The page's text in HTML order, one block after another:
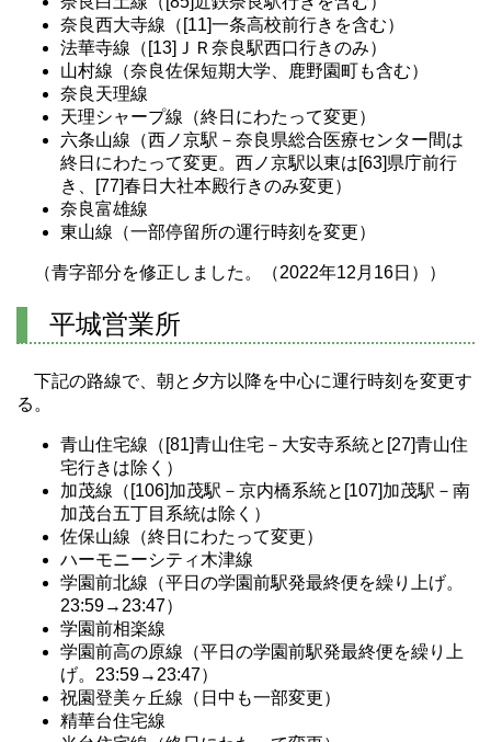
奈良西大寺線（[11]一条高校前行きを含む）
法華寺線（[13]ＪＲ奈良駅西口行きのみ）
山村線（奈良佐保短期大学、鹿野園町も含む）
奈良天理線
天理シャープ線（終日にわたって変更）
六条山線（西ノ京駅－奈良県総合医療センター間は
終日にわたって変更。西ノ京駅以東は[63]県庁前行
き、[77]春日大社本殿行きのみ変更）
奈良富雄線
東山線（一部停留所の運行時刻を変更）
（青字部分を修正しました。（2022年12月16日））
平城営業所
下記の路線で、朝と夕方以降を中心に運行時刻を変更す
る。
青山住宅線（[81]青山住宅－大安寺系統と[27]青山住
宅行きは除く）
加茂線（[106]加茂駅－京内橋系統と[107]加茂駅－南
加茂台五丁目系統は除く）
佐保山線（終日にわたって変更）
ハーモニーシティ木津線
学園前北線（平日の学園前駅発最終便を繰り上げ。
23:59→23:47）
学園前相楽線
学園前高の原線（平日の学園前駅発最終便を繰り上
げ。23:59→23:47）
祝園登美ヶ丘線（日中も一部変更）
精華台住宅線